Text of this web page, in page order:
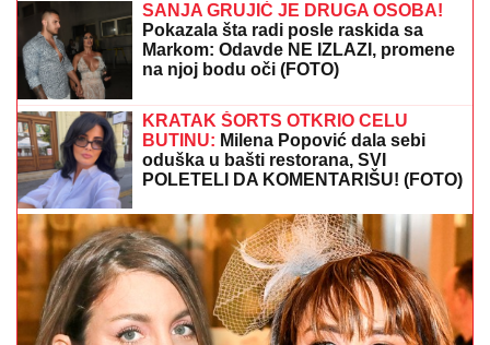
SANJA GRUJIĆ JE DRUGA OSOBA!
Pokazala šta radi posle raskida sa
Markom: Odavde NE IZLAZI, promene
na njoj bodu oči (FOTO)
KRATAK ŠORTS OTKRIO CELU
BUTINU: Milena Popović dala sebi
oduška u bašti restorana, SVI
POLETELI DA KOMENTARIŠU! (FOTO)